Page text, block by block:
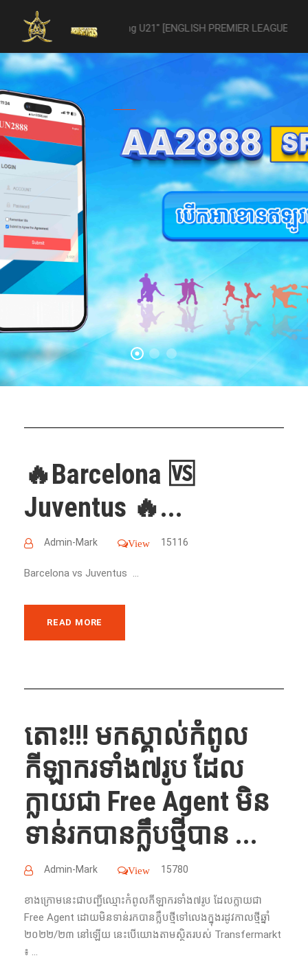
Reading U21" [ENGLISH PREMIER LEAGUE 2 U21 - 04/
🔥Barcelona 🆚
Juventus 🔥...
Admin-Mark View 15116
Barcelona vs Juventus ...
READ MORE
តោះ!!! មកស្គាល់កំពូល​
កីឡាករ​ទាំង​៧រូប​ ដែល​
ក្លាយ​ជា​ Free Agent មិន​
ទាន់​រក​បាន​ក្លឹប​ថ្មី​បាន ...
Admin-Mark View 15780
ខាង​ក្រោម​នេះ​ជាបញ្ជីឈ្មោះ​កំពូល​កីឡាករ​ទាំង​៧រូប​ ដែល​ក្លាយជា
Free Agent ដោយ​មិន​ទាន់​រក​បាន​ក្លឹប​ថ្មី​ទៅ​លេង​ក្នុង​រដូវកាល​ថ្មី​ឆ្នាំ​
២០២២/២៣ នៅ​ឡើយ​ នេះ​បើ​យោង​តាម​ស្ថិត​របស់​ Transfermarkt
៖ ...